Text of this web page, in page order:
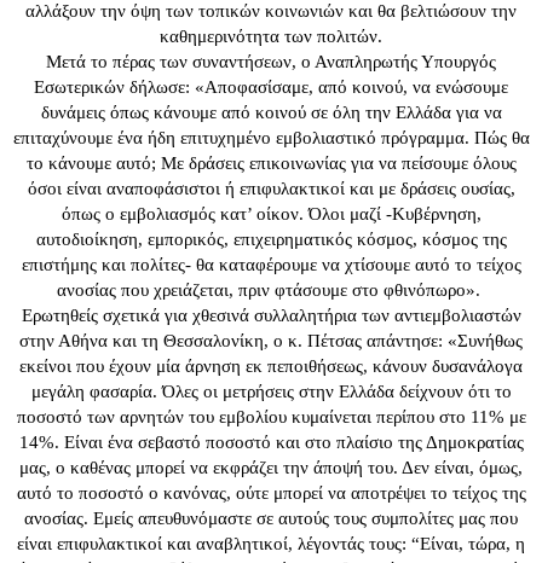
αλλάξουν την όψη των τοπικών κοινωνιών και θα βελτιώσουν την
καθημερινότητα των πολιτών.
Μετά το πέρας των συναντήσεων, ο Αναπληρωτής Υπουργός
Εσωτερικών δήλωσε: «Αποφασίσαμε, από κοινού, να ενώσουμε
δυνάμεις όπως κάνουμε από κοινού σε όλη την Ελλάδα για να
επιταχύνουμε ένα ήδη επιτυχημένο εμβολιαστικό πρόγραμμα. Πώς θα
το κάνουμε αυτό; Με δράσεις επικοινωνίας για να πείσουμε όλους
όσοι είναι αναποφάσιστοι ή επιφυλακτικοί και με δράσεις ουσίας,
όπως ο εμβολιασμός κατ’ οίκον. Όλοι μαζί -Κυβέρνηση,
αυτοδιοίκηση, εμπορικός, επιχειρηματικός κόσμος, κόσμος της
επιστήμης και πολίτες- θα καταφέρουμε να χτίσουμε αυτό το τείχος
ανοσίας που χρειάζεται, πριν φτάσουμε στο φθινόπωρο».
Ερωτηθείς σχετικά για χθεσινά συλλαλητήρια των αντιεμβολιαστών
στην Αθήνα και τη Θεσσαλονίκη, ο κ. Πέτσας απάντησε: «Συνήθως
εκείνοι που έχουν μία άρνηση εκ πεποιθήσεως, κάνουν δυσανάλογα
μεγάλη φασαρία. Όλες οι μετρήσεις στην Ελλάδα δείχνουν ότι το
ποσοστό των αρνητών του εμβολίου κυμαίνεται περίπου στο 11% με
14%. Είναι ένα σεβαστό ποσοστό και στο πλαίσιο της Δημοκρατίας
μας, ο καθένας μπορεί να εκφράζει την άποψή του. Δεν είναι, όμως,
αυτό το ποσοστό ο κανόνας, ούτε μπορεί να αποτρέψει το τείχος της
ανοσίας. Εμείς απευθυνόμαστε σε αυτούς τους συμπολίτες μας που
είναι επιφυλακτικοί και αναβλητικοί, λέγοντάς τους: “Είναι, τώρα, η